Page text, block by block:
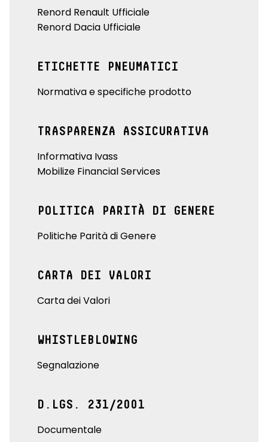
Renord Renault Ufficiale
Renord Dacia Ufficiale
ETICHETTE PNEUMATICI
Normativa e specifiche prodotto
TRASPARENZA ASSICURATIVA
Informativa Ivass
Mobilize Financial Services
POLITICA PARITÀ DI GENERE
Politiche Parità di Genere
CARTA DEI VALORI
Carta dei Valori
WHISTLEBLOWING
Segnalazione
D.LGS. 231/2001
Documentale